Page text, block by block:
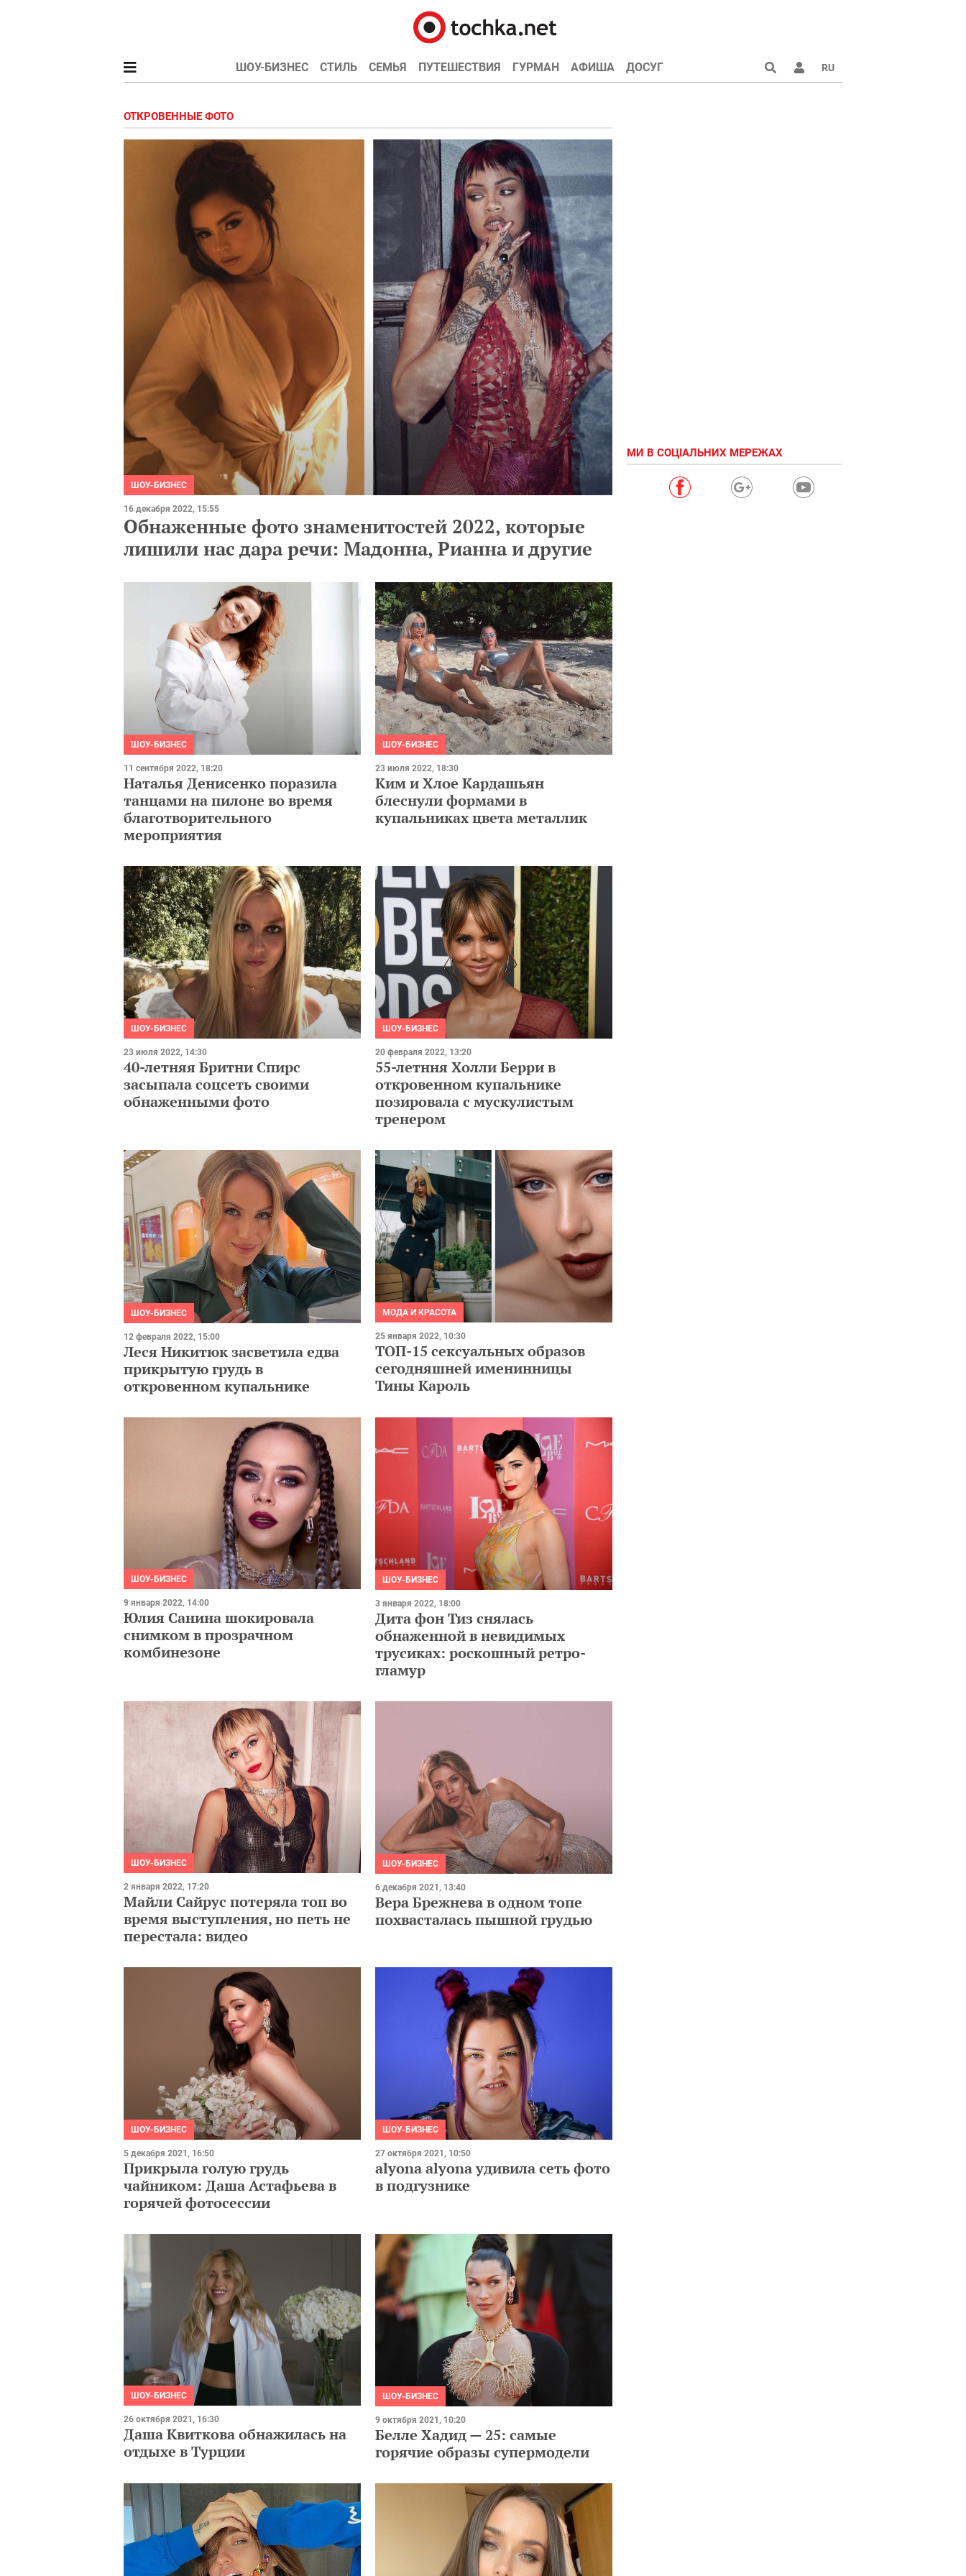
ШОУ-БИЗНЕС СТИЛЬ СЕМЬЯ ПУТЕШЕСТВИЯ ГУРМАН АФИША ДОСУГ RU
ОТКРОВЕННЫЕ ФОТО
ШОУ-БИЗНЕС
16 декабря 2022, 15:55
Обнаженные фото знаменитостей 2022, которые
лишили нас дара речи: Мадонна, Рианна и другие
ШОУ-БИЗНЕС
11 сентября 2022, 18:20
Наталья Денисенко поразила
танцами на пилоне во время
благотворительного
мероприятия
ШОУ-БИЗНЕС
23 июля 2022, 18:30
Ким и Хлое Кардашьян
блеснули формами в
купальниках цвета металлик
ШОУ-БИЗНЕС
23 июля 2022, 14:30
40-летняя Бритни Спирс
засыпала соцсеть своими
обнаженными фото
ШОУ-БИЗНЕС
20 февраля 2022, 13:20
55-летння Холли Берри в
откровенном купальнике
позировала с мускулистым
тренером
ШОУ-БИЗНЕС
12 февраля 2022, 15:00
Леся Никитюк засветила едва
прикрытую грудь в
откровенном купальнике
МОДА И КРАСОТА
25 января 2022, 10:30
ТОП-15 сексуальных образов
сегодняшней именинницы
Тины Кароль
ШОУ-БИЗНЕС
9 января 2022, 14:00
Юлия Санина шокировала
снимком в прозрачном
комбинезоне
ШОУ-БИЗНЕС
3 января 2022, 18:00
Дита фон Тиз снялась
обнаженной в невидимых
трусиках: роскошный ретро-
гламур
ШОУ-БИЗНЕС
2 января 2022, 17:20
Майли Сайрус потеряла топ во
время выступления, но петь не
перестала: видео
ШОУ-БИЗНЕС
6 декабря 2021, 13:40
Вера Брежнева в одном топе
похвасталась пышной грудью
ШОУ-БИЗНЕС
5 декабря 2021, 16:50
Прикрыла голую грудь
чайником: Даша Астафьева в
горячей фотосессии
ШОУ-БИЗНЕС
27 октября 2021, 10:50
alyona alyona удивила сеть фото
в подгузнике
ШОУ-БИЗНЕС
26 октября 2021, 16:30
Даша Квиткова обнажилась на
отдыхе в Турции
ШОУ-БИЗНЕС
9 октября 2021, 10:20
Белле Хадид — 25: самые
горячие образы супермодели
МИ В СОЦІАЛЬНИХ МЕРЕЖАХ